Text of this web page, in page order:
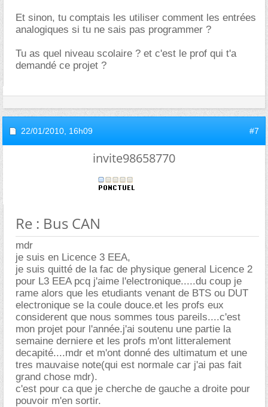
Et sinon, tu comptais les utiliser comment les entrées
analogiques si tu ne sais pas programmer ?
Tu as quel niveau scolaire ? et c'est le prof qui t'a
demandé ce projet ?
22/01/2010, 16h09 #7
invite98658770
Re : Bus CAN
mdr
je suis en Licence 3 EEA,
je suis quitté de la fac de physique general Licence 2
pour L3 EEA pcq j'aime l'electronique.....du coup je
rame alors que les etudiants venant de BTS ou DUT
electronique se la coule douce.et les profs eux
considerent que nous sommes tous pareils....c'est
mon projet pour l'année.j'ai soutenu une partie la
semaine derniere et les profs m'ont litteralement
decapité....mdr et m'ont donné des ultimatum et une
tres mauvaise note(qui est normale car j'ai pas fait
grand chose mdr).
c'est pour ca que je cherche de gauche a droite pour
pouvoir m'en sortir.